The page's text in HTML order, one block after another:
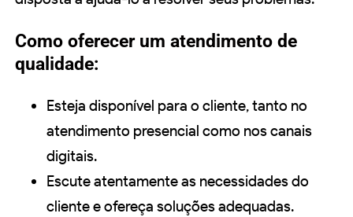
Como oferecer um atendimento de
qualidade:
Esteja disponível para o cliente, tanto no
atendimento presencial como nos canais
digitais.
Escute atentamente as necessidades do
cliente e ofereça soluções adequadas.